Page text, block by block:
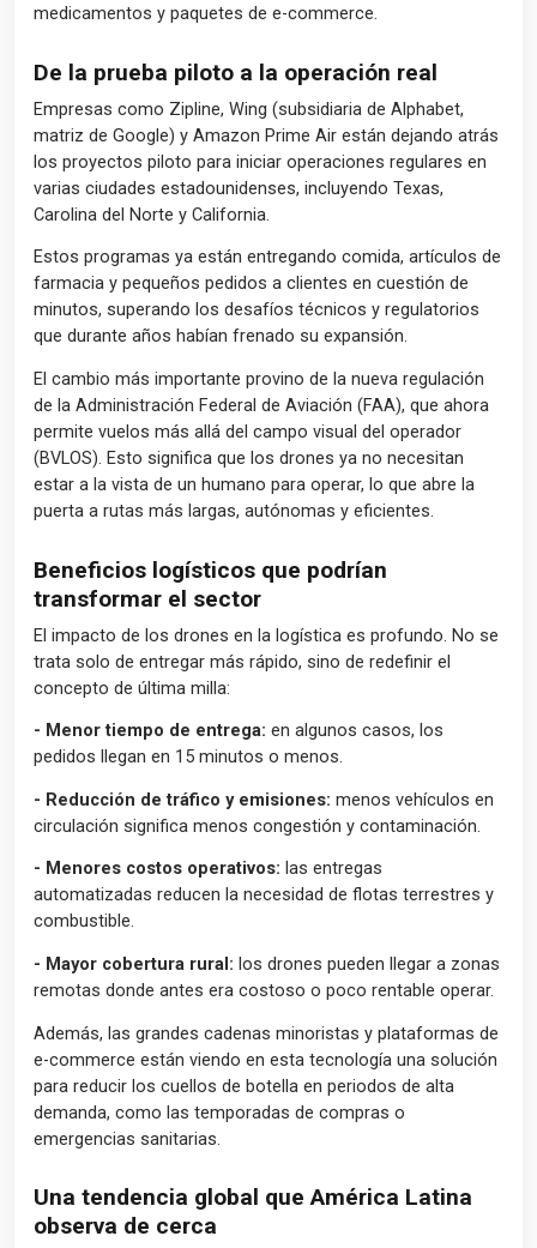
medicamentos y paquetes de e-commerce.
De la prueba piloto a la operación real
Empresas como Zipline, Wing (subsidiaria de Alphabet,
matriz de Google) y Amazon Prime Air están dejando atrás
los proyectos piloto para iniciar operaciones regulares en
varias ciudades estadounidenses, incluyendo Texas,
Carolina del Norte y California.
Estos programas ya están entregando comida, artículos de
farmacia y pequeños pedidos a clientes en cuestión de
minutos, superando los desafíos técnicos y regulatorios
que durante años habían frenado su expansión.
El cambio más importante provino de la nueva regulación
de la Administración Federal de Aviación (FAA), que ahora
permite vuelos más allá del campo visual del operador
(BVLOS). Esto significa que los drones ya no necesitan
estar a la vista de un humano para operar, lo que abre la
puerta a rutas más largas, autónomas y eficientes.
Beneficios logísticos que podrían
transformar el sector
El impacto de los drones en la logística es profundo. No se
trata solo de entregar más rápido, sino de redefinir el
concepto de última milla:
- Menor tiempo de entrega: en algunos casos, los
pedidos llegan en 15 minutos o menos.
- Reducción de tráfico y emisiones: menos vehículos en
circulación significa menos congestión y contaminación.
- Menores costos operativos: las entregas
automatizadas reducen la necesidad de flotas terrestres y
combustible.
- Mayor cobertura rural: los drones pueden llegar a zonas
remotas donde antes era costoso o poco rentable operar.
Además, las grandes cadenas minoristas y plataformas de
e-commerce están viendo en esta tecnología una solución
para reducir los cuellos de botella en periodos de alta
demanda, como las temporadas de compras o
emergencias sanitarias.
Una tendencia global que América Latina
observa de cerca